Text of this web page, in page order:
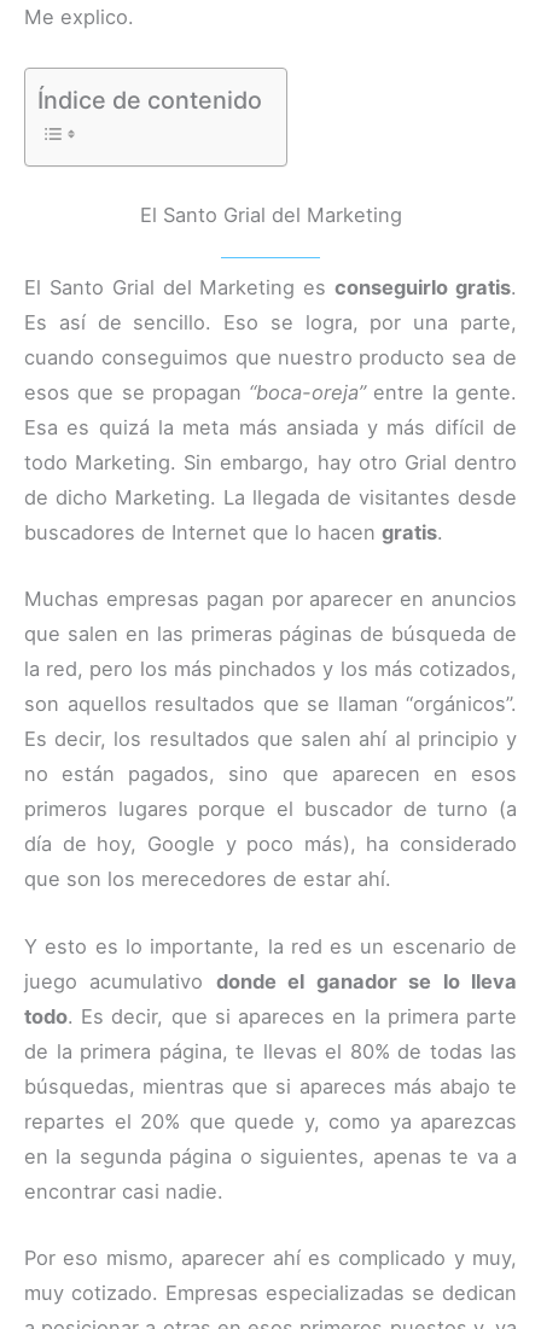
Me explico.
Índice de contenido
El Santo Grial del Marketing
El Santo Grial del Marketing esconseguirlo gratis.
Es así de sencillo. Eso se logra, por una parte,
cuando conseguimos que nuestro producto sea de
esos que se propagan “boca-oreja”entre la gente.
Esa es quizá la meta más ansiada y más difícil de
todo Marketing. Sin embargo, hay otro Grial dentro
de dicho Marketing. La llegada de visitantes desde
buscadores de Internet que lo hacen gratis.
Muchas empresas pagan por aparecer en anuncios
que salen en las primeras páginas de búsqueda de
la red, pero los más pinchados y los más cotizados,
son aquellos resultados que se llaman “orgánicos”.
Es decir, los resultados que salen ahí al principio y
no están pagados, sino que aparecen en esos
primeros lugares porque el buscador de turno (a
día de hoy, Google y poco más), ha considerado
que son los merecedores de estar ahí.
Y esto es lo importante, la red es un escenario de
juego acumulativo donde el ganador se lo lleva
todo. Es decir, que si apareces en la primera parte
de la primera página, te llevas el 80% de todas las
búsquedas, mientras que si apareces más abajo te
repartes el 20% que quede y, como ya aparezcas
en la segunda página o siguientes, apenas te va a
encontrar casi nadie.
Por eso mismo, aparecer ahí es complicado y muy,
muy cotizado. Empresas especializadas se dedican